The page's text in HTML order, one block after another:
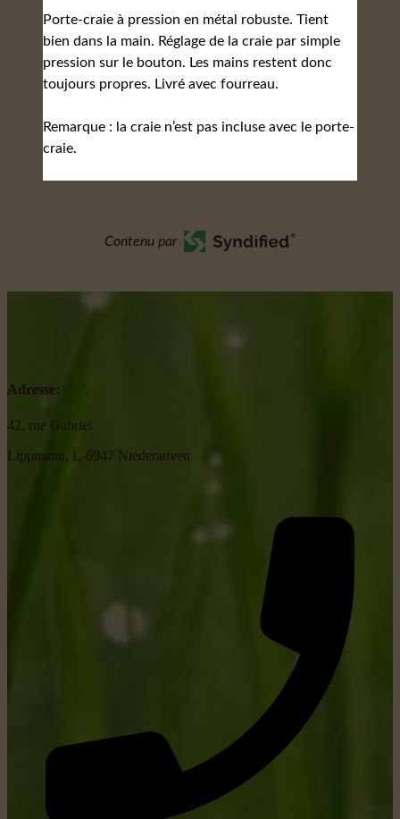
Porte-craie à pression en métal robuste. Tient
bien dans la main. Réglage de la craie par simple
pression sur le bouton. Les mains restent donc
toujours propres. Livré avec fourreau.
Remarque : la craie n’est pas incluse avec le porte-
craie.
Contenu par
Adresse:
42, rue Gabriel
Lippmann, L-6947 Niederanven